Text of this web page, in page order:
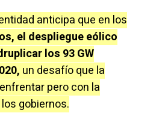
anticipa que en los
el despliegue eólico
los 93 GW
un desafío que la
pero con la
gobiernos.